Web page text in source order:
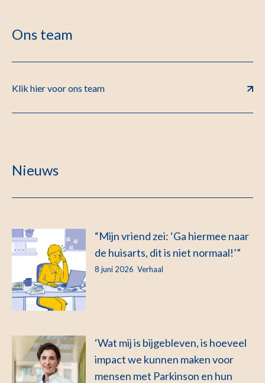
Ons team
Klik hier voor ons team
Nieuws
“Mijn vriend zei: ‘Ga hiermee naar
de huisarts, dit is niet normaal!’”
8 juni 2026 Verhaal
‘Wat mij is bijgebleven, is hoeveel
impact we kunnen maken voor
mensen met Parkinson en hun